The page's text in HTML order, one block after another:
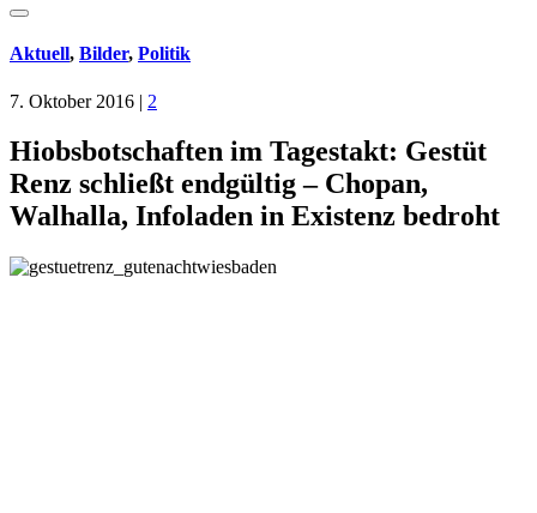
Aktuell, Bilder, Politik
7. Oktober 2016 | 2
Hiobsbotschaften im Tagestakt: Gestüt
Renz schließt endgültig – Chopan,
Walhalla, Infoladen in Existenz bedroht